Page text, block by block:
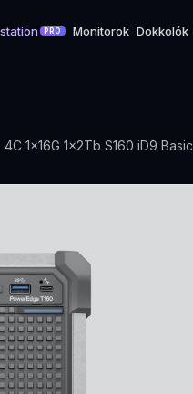
PRO Monitorok Dokkolók
1x16G 1x2Tb S160 iD9 Basic